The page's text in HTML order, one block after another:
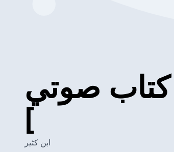
كتاب صوتي
]
ابن كثير